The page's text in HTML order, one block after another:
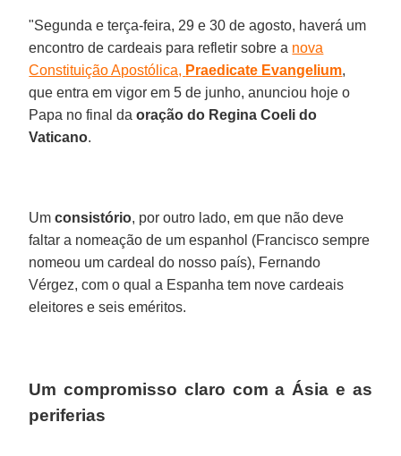
"Segunda e terça-feira, 29 e 30 de agosto, haverá um
encontro de cardeais para refletir sobre a nova
Constituição Apostólica, Praedicate Evangelium,
que entra em vigor em 5 de junho, anunciou hoje o
Papa no final daoração do Regina Coeli do
Vaticano.
Umconsistório, por outro lado, em que não deve
faltar a nomeação de um espanhol (Francisco sempre
nomeou um cardeal do nosso país), Fernando
Vérgez, com o qual a Espanha tem nove cardeais
eleitores e seis eméritos.
Um compromisso claro com a Ásia e as
periferias